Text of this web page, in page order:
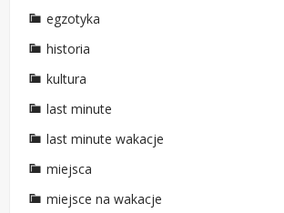
egzotyka
historia
kultura
last minute
last minute wakacje
miejsca
miejsce na wakacje